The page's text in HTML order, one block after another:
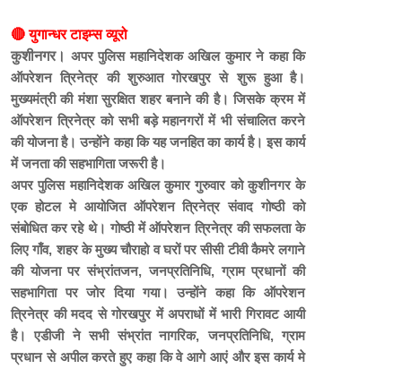
🔴 युगान्धर टाइम्स व्यूरो
कुशीनगर। अपर पुलिस महानिदेशक अखिल कुमार ने कहा कि
ऑपरेशन त्रिनेत्र की शुरुआत गोरखपुर से शुरू हुआ है।
मुख्यमंत्री की मंशा सुरक्षित शहर बनाने की है। जिसके क्रम में
ऑपरेशन त्रिनेत्र को सभी बड़े महानगरों में भी संचालित करने
की योजना है। उन्होंने कहा कि यह जनहित का कार्य है। इस कार्य
में जनता की सहभागिता जरूरी है।
अपर पुलिस महानिदेशक अखिल कुमार गुरुवार को कुशीनगर के
एक होटल मे आयोजित ऑपरेशन त्रिनेत्र संवाद गोष्ठी को
संबोधित कर रहे थे। गोष्ठी में ऑपरेशन त्रिनेत्र की सफलता के
लिए गाँव, शहर के मुख्य चौराहो व घरों पर सीसी टीवी कैमरे लगाने
की योजना पर संभ्रांतजन, जनप्रतिनिधि, ग्राम प्रधानों की
सहभागिता पर जोर दिया गया। उन्होंने कहा कि ऑपरेशन
त्रिनेत्र की मदद से गोरखपुर में अपराधों में भारी गिरावट आयी
है। एडीजी ने सभी संभ्रांत नागरिक, जनप्रतिनिधि, ग्राम
प्रधान से अपील करते हुए कहा कि वे आगे आएं और इस कार्य मे